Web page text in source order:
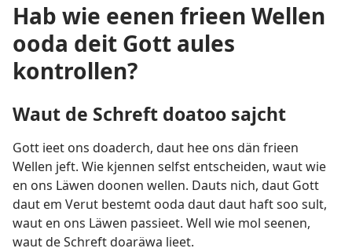
Hab wie eenen frieen Wellen
ooda deit Gott aules
kontrollen?
Waut de Schreft doatoo sajcht
Gott ieet ons doaderch, daut hee ons dän frieen
Wellen jeft. Wie kjennen selfst entscheiden, waut wie
en ons Läwen doonen wellen. Dauts nich, daut Gott
daut em Verut bestemt ooda daut daut haft soo sult,
waut en ons Läwen passieet. Well wie mol seenen,
waut de Schreft doaräwa lieet.